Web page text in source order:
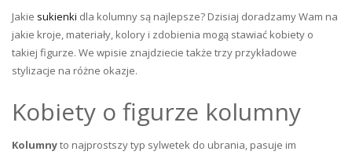
Jakie sukienki dla kolumny są najlepsze? Dzisiaj doradzamy Wam na
jakie kroje, materiały, kolory i zdobienia mogą stawiać kobiety o
takiej figurze. We wpisie znajdziecie także trzy przykładowe
stylizacje na różne okazje.
Kobiety o figurze kolumny
Kolumnyto najprostszy typ sylwetek do ubrania, pasuje im